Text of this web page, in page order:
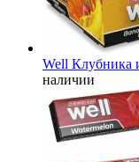
Well Клубника
наличии